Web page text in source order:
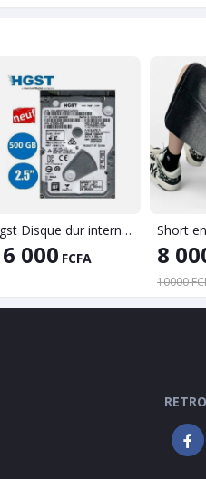
Hgst Disque dur interne pour pc portable 500GB HDD 2.5 Vitesse 7200 tours/min Original
000 FCFA 8
10000